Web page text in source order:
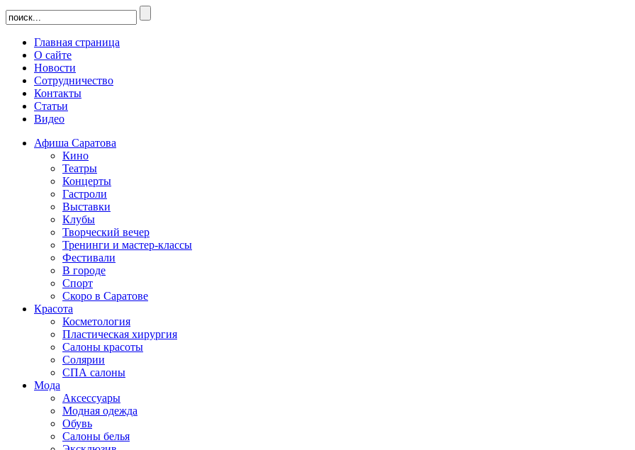
Главная страница
О сайте
Новости
Сотрудничество
Контакты
Статьи
Видео
Афиша Саратова
Кино
Театры
Концерты
Гастроли
Выставки
Клубы
Творческий вечер
Тренинги и мастер-классы
Фестивали
В городе
Спорт
Скоро в Саратове
Красота
Косметология
Пластическая хирургия
Салоны красоты
Солярии
СПА салоны
Мода
Аксессуары
Модная одежда
Обувь
Салоны белья